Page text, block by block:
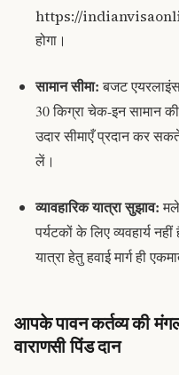
https://
होगा।
सामान सीमा:बजट एयरलाइंस
30 किग्रा चेक-इन सामान
उदार सीमाएँ प्रदान कर
लें।
व्यावहारिक यात्रा सुझाव:
पर्यटकों के लिए व्यवहार्य
यात्रा हेतु हवाई मार्ग ही
आपके पावन कर्तव्य की
वाराणसी पिंड दान